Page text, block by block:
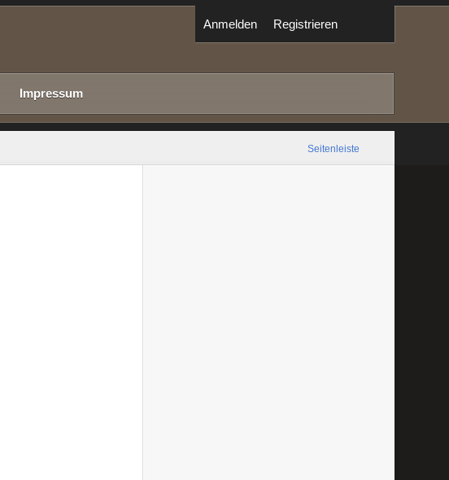
Anmelden Registrieren
Impressum
Seitenleiste